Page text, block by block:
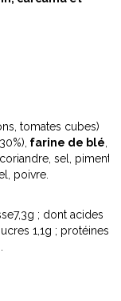
tomates cubes)
farine de blé
sel, piment,
poivre.
; dont acides
1,1g ; protéines